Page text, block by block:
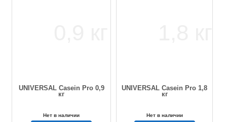
UNIVERSAL Casein Pro 0,9
кг
Нет в наличии
UNIVERSAL Casein Pro 1,8
кг
Нет в наличии